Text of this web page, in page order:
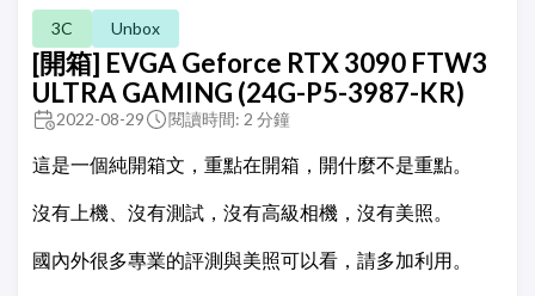
3C Unbox
[開箱] EVGA Geforce RTX 3090 FTW3
ULTRA GAMING (24G-P5-3987-KR)
2022-08-29 閱讀時間: 2 分鐘
這是一個純開箱文，重點在開箱，開什麼不是重點。
沒有上機、沒有測試，沒有高級相機，沒有美照。
國內外很多專業的評測與美照可以看，請多加利用。